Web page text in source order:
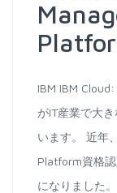
IBM IBM
がIT産業で大
います。 近年
Platform資格
になりました。